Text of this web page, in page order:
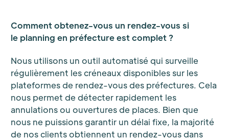
Comment obtenez-vous un rendez-vous si
le planning en préfecture est complet ?
Nous utilisons un outil automatisé qui surveille
régulièrement les créneaux disponibles sur les
plateformes de rendez-vous des préfectures. Cela
nous permet de détecter rapidement les
annulations ou ouvertures de places. Bien que
nous ne puissions garantir un délai fixe, la majorité
de nos clients obtiennent un rendez-vous dans